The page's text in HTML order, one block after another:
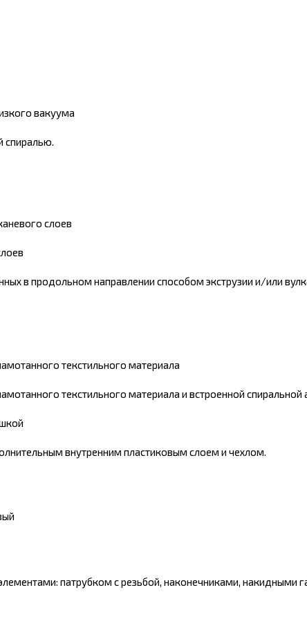
вакуума
спиралью.
слоев
в продольном направлении способом экструзии и/или
текстильного материала
текстильного материала и встроенной спиральной
внутренним пластиковым слоем и чехлом.
патрубком с резьбой, наконечниками, накидными